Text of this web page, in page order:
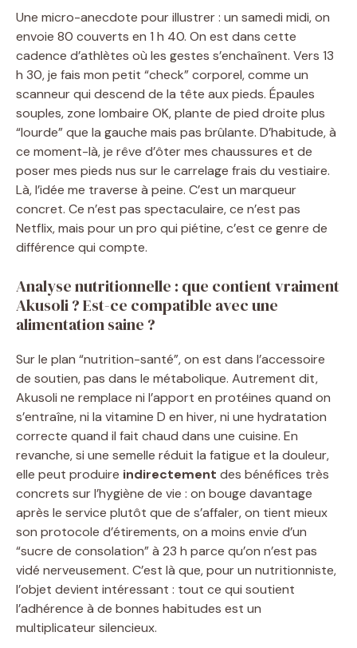
Une micro-anecdote pour illustrer : un samedi midi, on
envoie 80 couverts en 1 h 40. On est dans cette
cadence d’athlètes où les gestes s’enchaînent. Vers 13
h 30, je fais mon petit “check” corporel, comme un
scanneur qui descend de la tête aux pieds. Épaules
souples, zone lombaire OK, plante de pied droite plus
“lourde” que la gauche mais pas brûlante. D’habitude, à
ce moment-là, je rêve d’ôter mes chaussures et de
poser mes pieds nus sur le carrelage frais du vestiaire.
Là, l’idée me traverse à peine. C’est un marqueur
concret. Ce n’est pas spectaculaire, ce n’est pas
Netflix, mais pour un pro qui piétine, c’est ce genre de
différence qui compte.
Analyse nutritionnelle : que contient vraiment
Akusoli ? Est-ce compatible avec une
alimentation saine ?
Sur le plan “nutrition-santé”, on est dans l’accessoire
de soutien, pas dans le métabolique. Autrement dit,
Akusoli ne remplace ni l’apport en protéines quand on
s’entraîne, ni la vitamine D en hiver, ni une hydratation
correcte quand il fait chaud dans une cuisine. En
revanche, si une semelle réduit la fatigue et la douleur,
elle peut produire indirectement des bénéfices très
concrets sur l’hygiène de vie : on bouge davantage
après le service plutôt que de s’affaler, on tient mieux
son protocole d’étirements, on a moins envie d’un
“sucre de consolation” à 23 h parce qu’on n’est pas
vidé nerveusement. C’est là que, pour un nutritionniste,
l’objet devient intéressant : tout ce qui soutient
l’adhérence à de bonnes habitudes est un
multiplicateur silencieux.